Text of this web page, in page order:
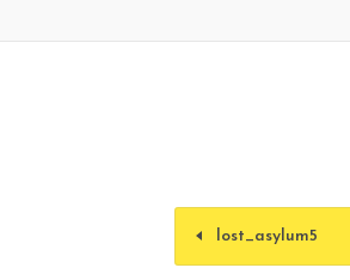
lost_asylum5